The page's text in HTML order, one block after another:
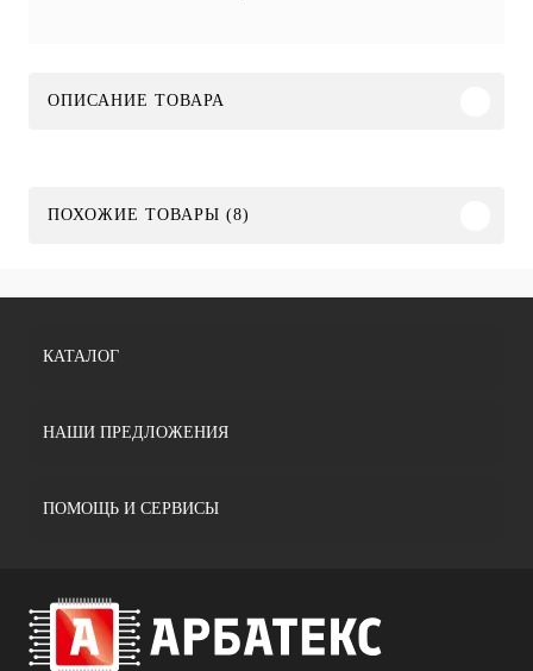
ОПИСАНИЕ ТОВАРА
ПОХОЖИЕ ТОВАРЫ (8)
КАТАЛОГ
НАШИ ПРЕДЛОЖЕНИЯ
ПОМОЩЬ И СЕРВИСЫ